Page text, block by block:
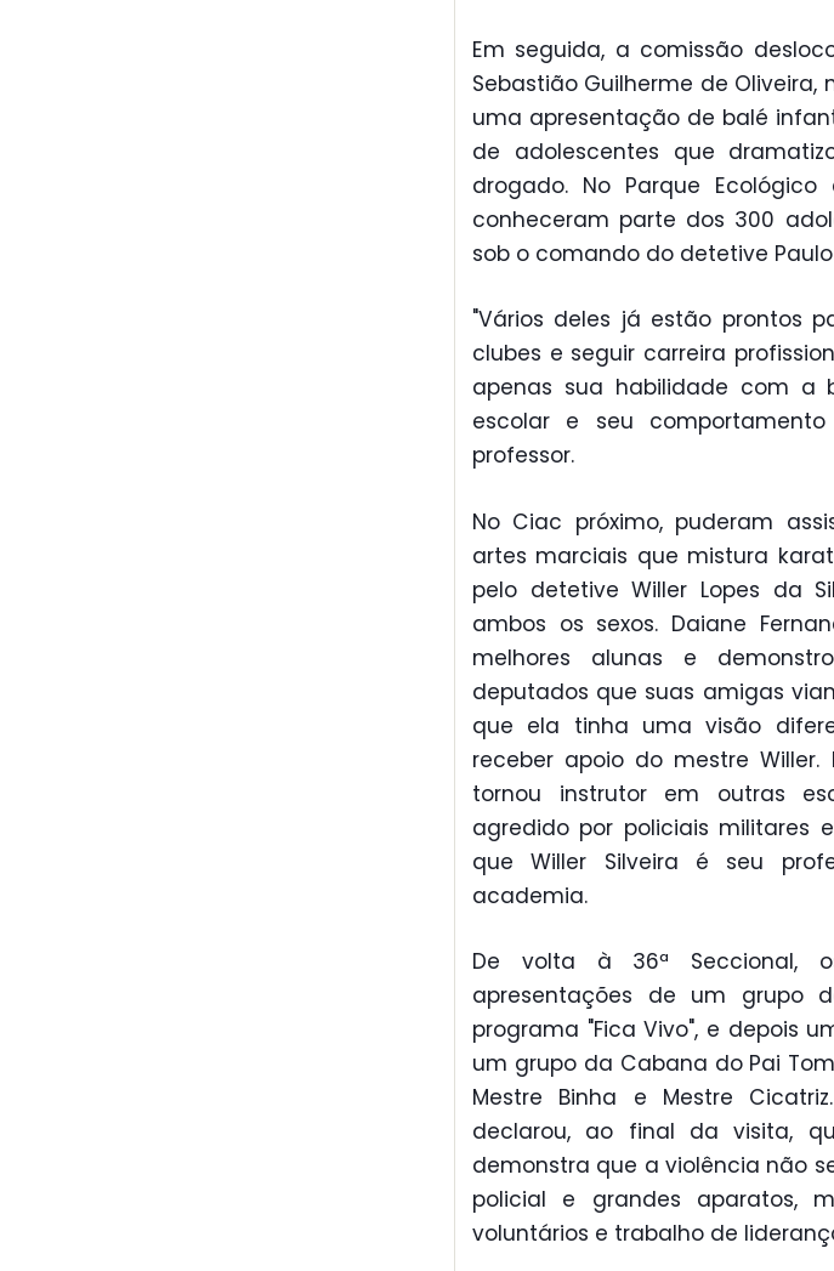
Em seguida, a comissão
Sebastião Guilherme de Oliveira,
uma apresentação de balé
de adolescentes que
drogado. No Parque
conheceram parte dos 300
sob o comando do detetive
"Vários deles já estão prontos
clubes e seguir carreira
apenas sua habilidade com a
escolar e seu
professor.
No Ciac próximo, puderam
artes marciais que mistura
pelo detetive Willer Lopes da
ambos os sexos. Daiane
melhores alunas e
deputados que suas amigas
que ela tinha uma visão
receber apoio do mestre Willer.
tornou instrutor em outras
agredido por policiais militares
que Willer Silveira é seu
academia.
De volta à 36ª Seccional,
apresentações de um
programa "Fica Vivo", e depois
um grupo da Cabana do Pai
Mestre Binha e Mestre
declarou, ao final da visita,
demonstra que a violência não
policial e grandes aparatos,
voluntários e trabalho de